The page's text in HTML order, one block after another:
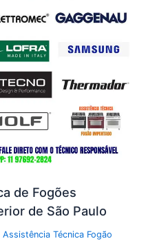
de Fogões
de São Paulo
Assistência Técnica Fogão